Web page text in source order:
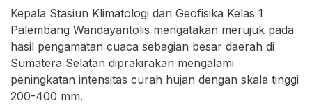
Kepala Stasiun Klimatologi dan Geofisika Kelas 1
Palembang Wandayantolis mengatakan merujuk pada
hasil pengamatan cuaca sebagian besar daerah di
Sumatera Selatan diprakirakan mengalami
peningkatan intensitas curah hujan dengan skala tinggi
200-400 mm.